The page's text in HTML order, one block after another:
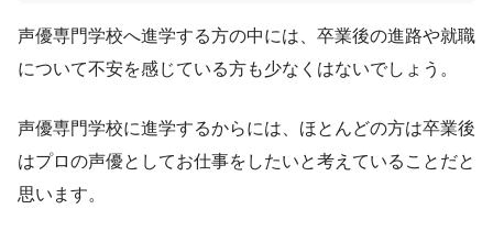
声優専門学校へ進学する方の中には、卒業後の進路や就職
について不安を感じている方も少なくはないでしょう。
声優専門学校に進学するからには、ほとんどの方は卒業後
はプロの声優としてお仕事をしたいと考えていることだと
思います。